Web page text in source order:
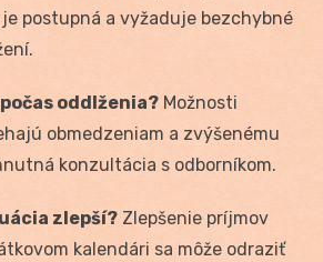
postupná a vyžaduje bezchybné
oddlženia? Možnosti
obmedzeniam a zvýšenému
konzultácia s odborníkom.
zlepší? Zlepšenie príjmov
kalendári sa môže odraziť